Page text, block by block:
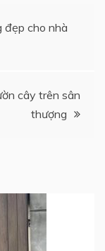
đẹp cho nhà
cây trên sân
thượng